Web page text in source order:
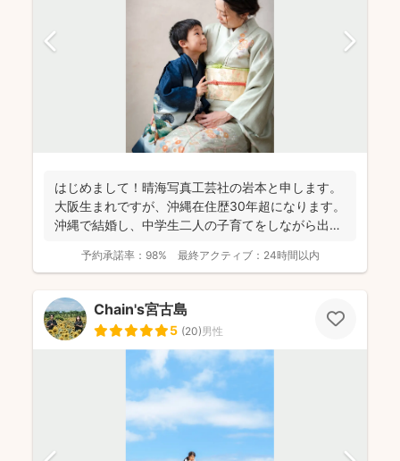
はじめまして！晴海写真工芸社の岩本と申します。
大阪生まれですが、沖縄在住歴30年超になります。
沖縄で結婚し、中学生二人の子育てをしながら出張
予約承諾率： 98% 最終アクティブ： 24時間以内
Chain's宮古島
5 (20)男性